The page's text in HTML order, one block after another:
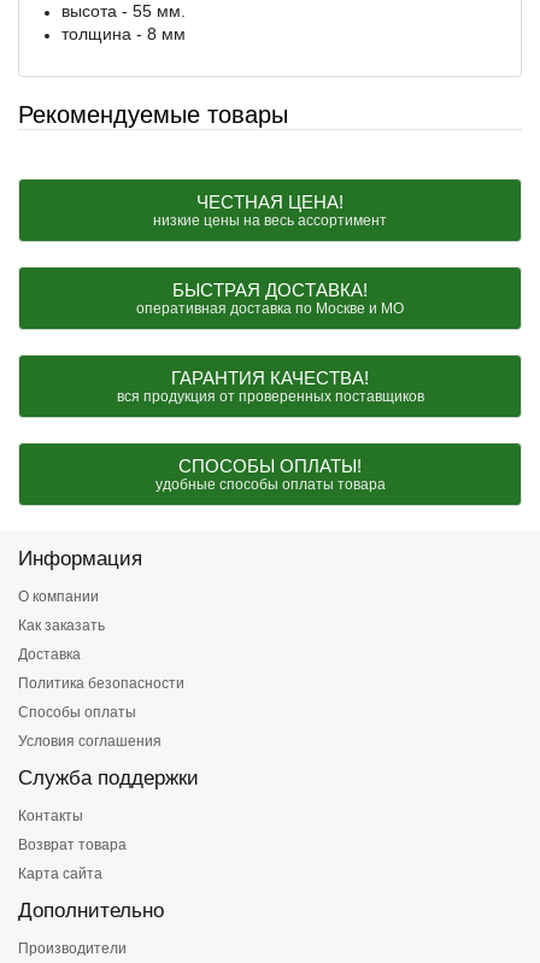
высота - 55 мм.
толщина - 8 мм
Рекомендуемые товары
ЧЕСТНАЯ ЦЕНА!
низкие цены на весь ассортимент
БЫСТРАЯ ДОСТАВКА!
оперативная доставка по Москве и МО
ГАРАНТИЯ КАЧЕСТВА!
вся продукция от проверенных поставщиков
СПОСОБЫ ОПЛАТЫ!
удобные способы оплаты товара
Информация
О компании
Как заказать
Доставка
Политика безопасности
Способы оплаты
Условия соглашения
Служба поддержки
Контакты
Возврат товара
Карта сайта
Дополнительно
Производители